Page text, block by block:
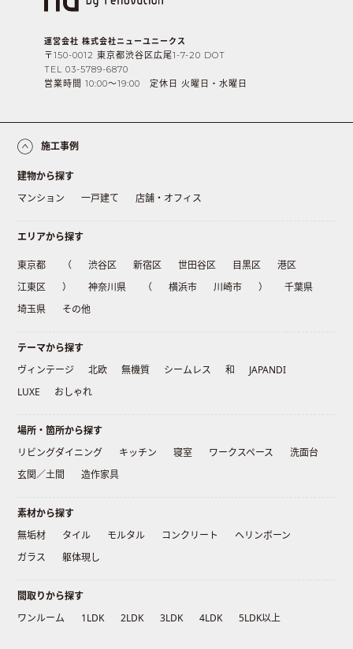
運営会社 株式会社ニューユニークス
〒150-0012 東京都渋谷区広尾1-7-20 DOT
TEL 03-5789-6870
営業時間 10:00〜19:00 定休日 火曜日・水曜日
施工事例
建物から探す
マンション
一戸建て 店舗・オフィス
エリアから探す
東京都 （ 渋谷区 新宿区 世田谷区 目黒区
港区
江東区
） 神奈川県 （ 横浜市 川崎市 ）
千葉県
埼玉県
その他
テーマから探す
ヴィンテージ
北欧 無機質 シームレス 和
JAPANDI
LUXE
おしゃれ
場所・箇所から探す
リビングダイニング
キッチン 寝室 ワークスペース
洗面台
玄関／土間
造作家具
素材から探す
無垢材
タイル モルタル コンクリート
ヘリンボーン
ガラス
躯体現し
間取りから探す
ワンルーム
1LDK 2LDK 3LDK 4LDK 5LDK以上